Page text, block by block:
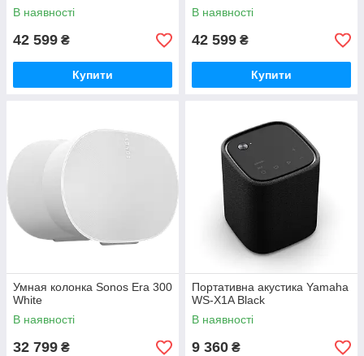
В наявності
42 599 ₴
Купити
В наявності
42 599 ₴
Купити
Умная колонка Sonos Era 300
White
В наявності
32 799 ₴
Портативна акустика Yamaha
WS-X1A Black
В наявності
9 360 ₴